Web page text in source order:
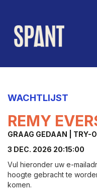
WACHTLIJST
REMY
GRAAG GEDAAN | TRY-
3 DEC. 2026 20:15:00
Vul hieronder uw e-
hoogte gebracht te
komen.